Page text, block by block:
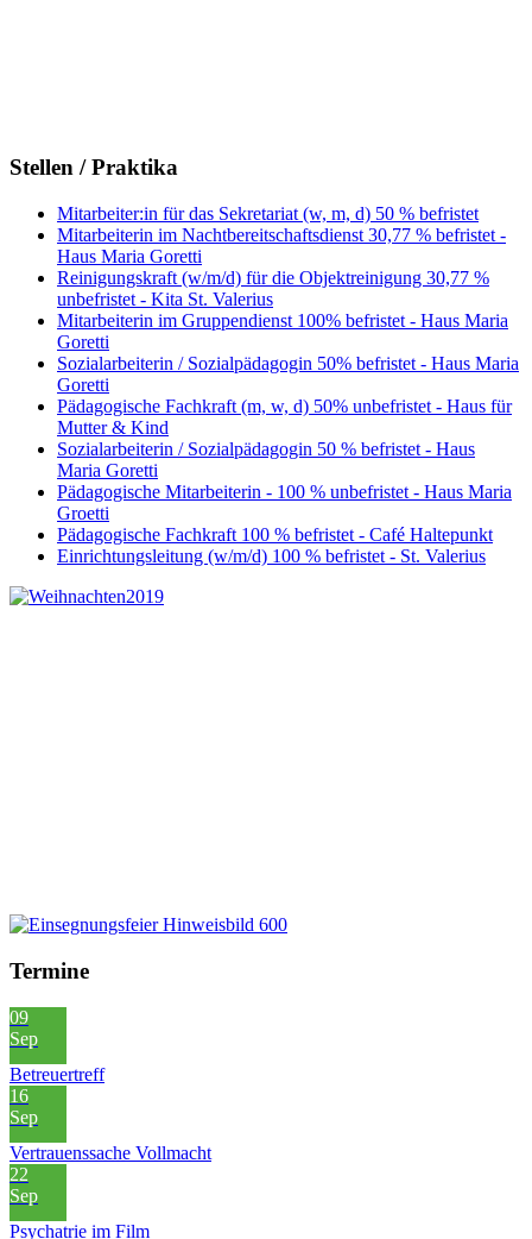
Stellen / Praktika
Mitarbeiter:in für das Sekretariat (w, m, d) 50 % befristet
Mitarbeiterin im Nachtbereitschaftsdienst 30,77 % befristet -
Haus Maria Goretti
Reinigungskraft (w/m/d) für die Objektreinigung 30,77 %
unbefristet - Kita St. Valerius
Mitarbeiterin im Gruppendienst 100% befristet - Haus Maria
Goretti
Sozialarbeiterin / Sozialpädagogin 50% befristet - Haus Maria
Goretti
Pädagogische Fachkraft (m, w, d) 50% unbefristet - Haus für
Mutter & Kind
Sozialarbeiterin / Sozialpädagogin 50 % befristet - Haus
Maria Goretti
Pädagogische Mitarbeiterin - 100 % unbefristet - Haus Maria
Groetti
Pädagogische Fachkraft 100 % befristet - Café Haltepunkt
Einrichtungsleitung (w/m/d) 100 % befristet - St. Valerius
Termine
09
Sep
Betreuertreff
16
Sep
Vertrauenssache Vollmacht
22
Sep
Psychatrie im Film